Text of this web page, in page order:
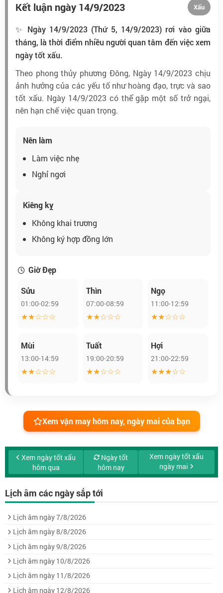
Kết luận ngày 14/9/2023 Xấu
✨ Ngày 14/9/2023 (Thứ 5, 14/9/2023) rơi vào giữa
tháng, là thời điểm nhiều người quan tâm đến việc xem
ngày tốt xấu.
Theo phong thủy phương Đông, Ngày 14/9/2023 chịu
ảnh hưởng của các yếu tố như hoàng đạo, trực và sao
tốt xấu. Ngày 14/9/2023 có thể gặp một số trở ngại,
nên hạn chế việc quan trọng.
Nên làm
Làm việc nhẹ
Nghỉ ngơi
Kiêng kỵ
Không khai trương
Không ký hợp đồng lớn
Giờ Đẹp
Sửu
01:00-02:59
★★☆☆☆
Thìn
07:00-08:59
★★☆☆☆
Ngọ
11:00-12:59
★★☆☆☆
Mùi
13:00-14:59
★★☆☆☆
Tuất
19:00-20:59
★★☆☆☆
Hợi
21:00-22:59
★★★☆☆
Xem vận may hôm nay, ngày mai của bạn
Xem ngày tốt xấu
hôm qua
Ngày tốt
hôm nay
Xem ngày tốt xấu
ngày mai
Lịch âm các ngày sắp tới
Lịch âm ngày 7/8/2026
Lịch âm ngày 8/8/2026
Lịch âm ngày 9/8/2026
Lịch âm ngày 10/8/2026
Lịch âm ngày 11/8/2026
Lịch âm ngày 12/8/2026